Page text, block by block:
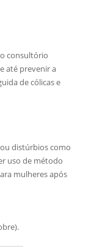
consultório
até prevenir a
de cólicas e
distúrbios como
uso de método
mulheres após